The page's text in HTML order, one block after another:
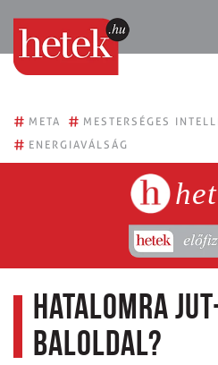
# META # MESTERSÉGES
# ENERGIAVÁLSÁG
Hatalomra
baloldal?